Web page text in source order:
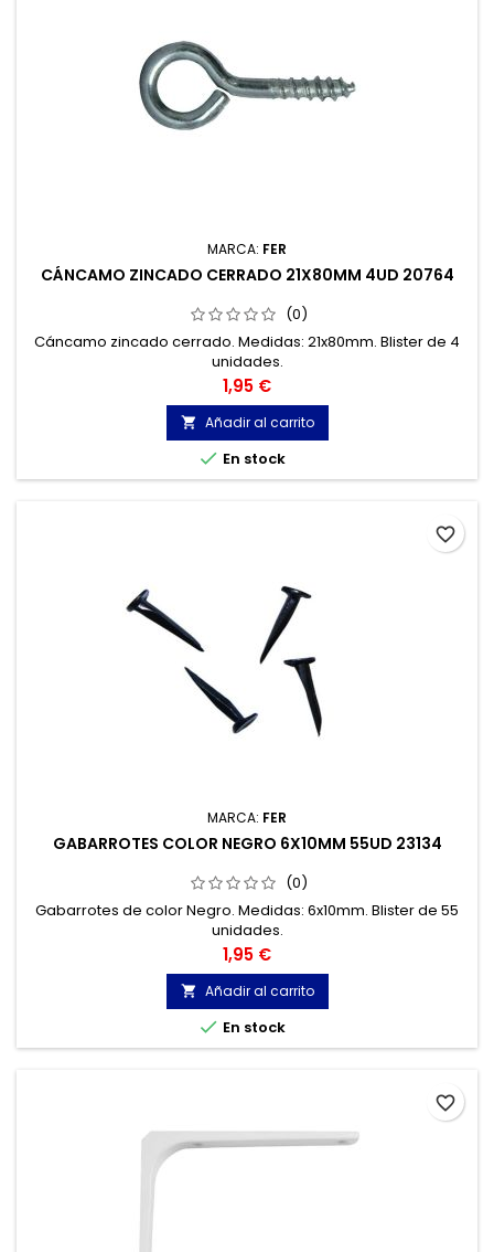
MARCA: FER
CÁNCAMO ZINCADO CERRADO 21X80MM 4UD 20764
(0)
Cáncamo zincado cerrado. Medidas: 21x80mm. Blister de 4
unidades.
Precio
1,95 €
 Añadir al carrito
 En stock
MARCA: FER
GABARROTES COLOR NEGRO 6X10MM 55UD 23134
(0)
Gabarrotes de color Negro. Medidas: 6x10mm. Blister de 55
unidades.
Precio
1,95 €
 Añadir al carrito
 En stock
favorite_border
favorite_border